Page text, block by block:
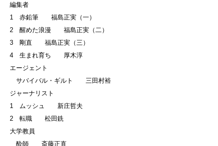
編集者
1 赤鉛筆 福島正実（一）
2 醒めた浪漫 福島正実（二）
3 剛直 福島正実（三）
4 生まれ育ち 厚木淳
エージェント
サバイバル・ギルト 三田村裕
ジャーナリスト
1 ムッシュ 新庄哲夫
2 転職 松田銑
大学教員
酔師 斎藤正直